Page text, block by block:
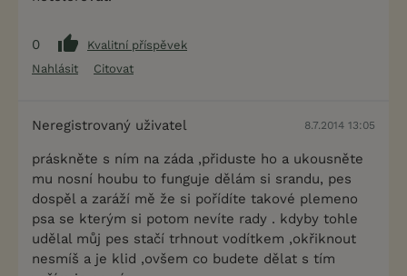
0
Kvalitní příspěvek
Nahlásit
Citovat
Neregistrovaný uživatel 8.7.2014 13:05
práskněte s ním na záda ,přiduste ho a ukousněte
mu nosní houbu to funguje dělám si srandu, pes
dospěl a zaráží mě že si pořídíte takové plemeno
psa se kterým si potom nevíte rady . kdyby tohle
udělal můj pes stačí trhnout vodítkem ,okřiknout
nesmíš a je klid ,ovšem co budete dělat s tím